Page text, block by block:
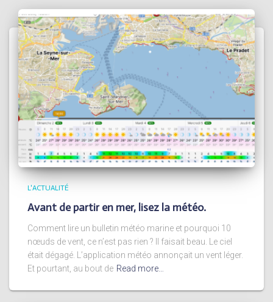
L'ACTUALITÉ
Avant de partir en mer, lisez la météo.
Comment lire un bulletin météo marine et pourquoi 10
nœuds de vent, ce n’est pas rien ? Il faisait beau. Le ciel
était dégagé. L’application météo annonçait un vent léger.
Et pourtant, au bout de Read more…